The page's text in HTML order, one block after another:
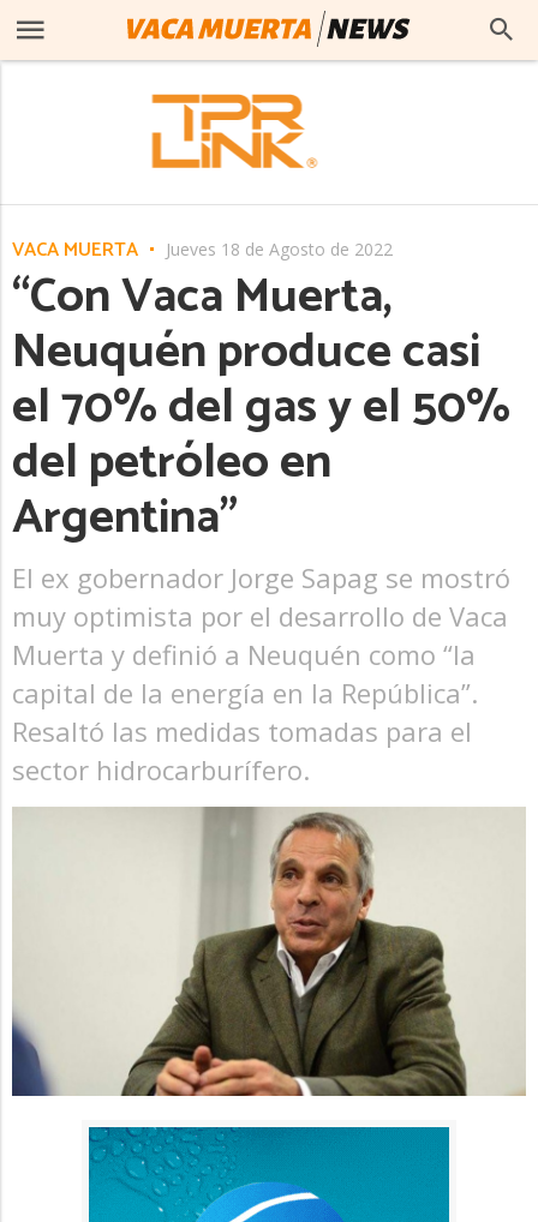
VACA MUERTA Jueves 18 de Agosto de 2022
“Con Vaca Muerta,
Neuquén produce casi
el 70% del gas y el 50%
del petróleo en
Argentina”
El ex gobernador Jorge Sapag se mostró
muy optimista por el desarrollo de Vaca
Muerta y definió a Neuquén como “la
capital de la energía en la República”.
Resaltó las medidas tomadas para el
sector hidrocarburífero.